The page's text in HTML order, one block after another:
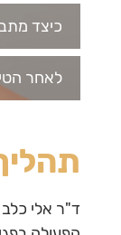
כיצד
לאחר
ד"ר אלי